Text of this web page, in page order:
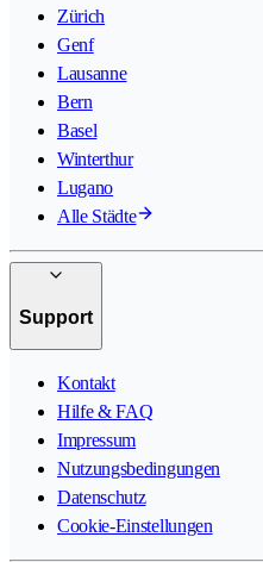
Zürich
Genf
Lausanne
Bern
Basel
Winterthur
Lugano
Alle Städte
Support
Kontakt
Hilfe & FAQ
Impressum
Nutzungsbedingungen
Datenschutz
Cookie-Einstellungen